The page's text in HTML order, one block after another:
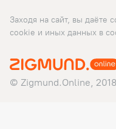
Заходя на сайт, вы даёте
cookie и иных данных в
© Zigmund.Online,